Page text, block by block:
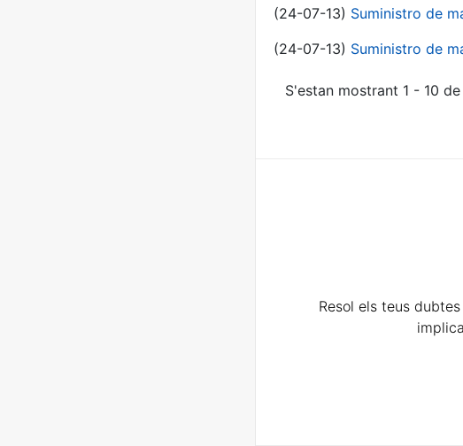
(24-07-13) Suministro de
(24-07-13) Suministro de
S'estan mostrant 1 - 10
Resol els teus